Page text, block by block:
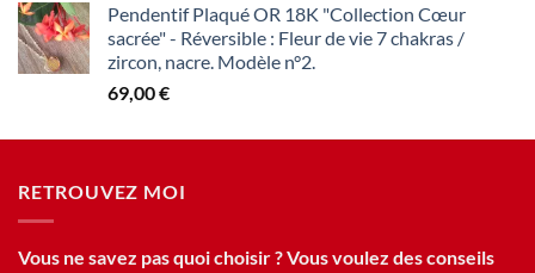
Pendentif Plaqué OR 18K "Collection Cœur
sacrée" - Réversible : Fleur de vie 7 chakras /
zircon, nacre. Modèle n°2.
69,00€
RETROUVEZ MOI
Vous ne savez pas quoi choisir ? Vous voulez des conseils